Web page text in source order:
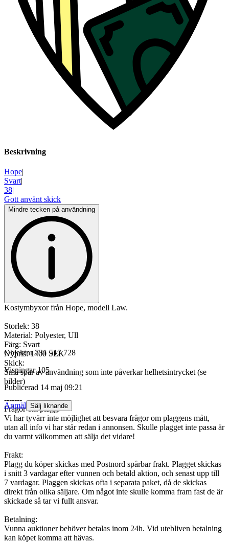
Beskrivning
Hope|
Svart|
38|
Gott använt skick
Mindre tecken på användning
Kostymbyxor från Hope, modell Law.
Storlek: 38
Material: Polyester, Ull
Färg: Svart
Nypris: 1400 SEK
Skick:
Små spår av användning som inte påverkar helhetsintrycket (se
bilder)
-------
Frågor om plagg:
Vi har tyvärr inte möjlighet att besvara frågor om plaggens mått,
utan all info vi har står redan i annonsen. Skulle plagget inte passa är
du varmt välkommen att sälja det vidare!
Frakt:
Plagg du köper skickas med Postnord spårbar frakt. Plagget skickas
i snitt 3 vardagar efter vunnen och betald aktion, och senast upp till
7 vardagar. Plaggen skickas ofta i separata paket, då de skickas
direkt från olika säljare. Om något inte skulle komma fram fast de är
skickade så tar vi fullt ansvar.
Betalning:
Vunna auktioner behöver betalas inom 24h. Vid utebliven betalning
kan köpet komma att hävas.
Objektnr 731 517 728
Visningar 105
Publicerad 14 maj 09:21
Anmäl Sälj liknande